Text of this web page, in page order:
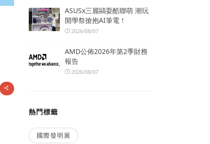
ASUSx三麗鷗耍酷聯萌 潮玩
開學祭搶抱AI筆電！
2026/08/07
AMD公佈2026年第2季財務
報告
2026/08/07
熱門標籤
國際發明展